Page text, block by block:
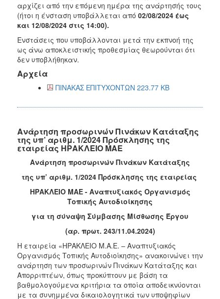
αρχίζει από την επόμενη ημέρα της ανάρτησής τους
(ήτοι η ένσταση υποβάλλεται από 02/08/2024 έως
και 12/08/2024 στις 14:00).
Ενστάσεις που υποβάλλονται μετά την εκπνοή της
ως άνω αποκλειστικής προθεσμίας θεωρούνται ότι
δεν υποβλήθηκαν.
Αρχεία
ΠΙΝΑΚΑΣ ΕΠΙΤΥΧΟΝΤΩΝ 223.77 KB
Ανάρτηση προσωρινών Πινάκων Κατάταξης
της υπ’ αριθμ. 1/2024 Πρόσκλησης της
εταιρείας ΗΡΑΚΛΕΙΟ ΜΑΕ
Ανάρτηση προσωρινών Πινάκων Κατάταξης
της υπ’ αριθμ. 1/2024 Πρόσκλησης της εταιρείας
ΗΡΑΚΛΕΙΟ ΜΑΕ - Αναπτυξιακός Οργανισμός
Τοπικής Αυτοδιοίκησης
για τη σύναψη Σύμβασης Μίσθωσης Έργου
(αρ. πρωτ. 243/11.04.2024)
Η εταιρεία «ΗΡΑΚΛΕΙΟ Μ.Α.Ε. – Αναπτυξιακός
Οργανισμός Τοπικής Αυτοδιοίκησης» ανακοινώνει την
ανάρτηση των προσωρινών Πινάκων Κατάταξης και
Απορριπτέων, όπως προκύπτουν με βάση τα
βαθμολογούμενα κριτήρια τα οποία αποδεικνύονται
με τα συνημμένα δικαιολογητικά των υποψηφίων